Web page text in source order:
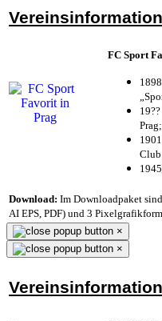
FC Sport
Prag;
Club
Download: Im Downloadpaket
AI EPS, PDF) und 3
×
×